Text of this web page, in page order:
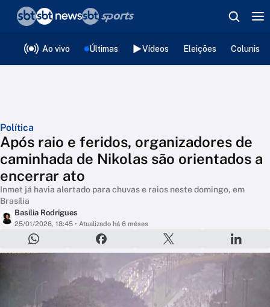
Ao vivo Últimas Vídeos Eleições
Política
Após raio e feridos, organizadores de
caminhada de Nikolas são orientados a
encerrar ato
Inmet já havia alertado para chuvas e raios neste domingo, em
Brasília
Basília Rodrigues
25/01/2026, 18:45 • Atualizado há 6 mêses
❮voltar
Editorias